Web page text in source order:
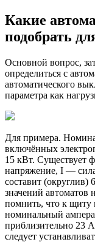
Какие
подобрать
Основной вопрос,
определиться с
автоматического
параметра как
Для примера.
включённых
15 кВт. Существует
напряжение, I —
составит
значений автоматов
помнить, что к щиту
номинальный
приблизительно 23
следует